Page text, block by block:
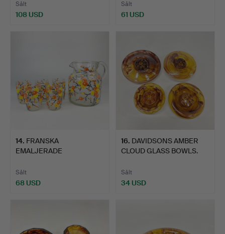
Sålt
108 USD
Sålt
61 USD
14. FRANSKA
EMALJERADE
Sålt
68 USD
16. DAVIDSONS AMBER
CLOUD GLASS BOWLS.
Sålt
34 USD